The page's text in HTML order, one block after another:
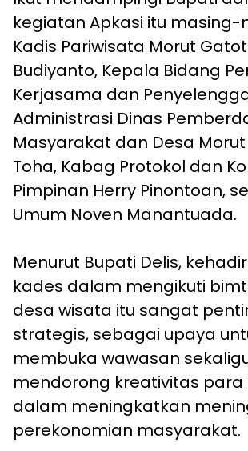
kegiatan Apkasi itu masing-
Kadis Pariwisata Morut Gatot
Budiyanto, Kepala Bidang
Kerjasama dan
Administrasi Dinas
Masyarakat dan Desa Morut
Toha, Kabag Protokol dan
Pimpinan Herry Pinontoan,
Umum Noven Manantuada.
Menurut Bupati Delis,
kades dalam mengikuti
desa wisata itu sangat
strategis, sebagai upaya
membuka wawasan
mendorong kreativitas para
dalam meningkatkan
perekonomian masyarakat.